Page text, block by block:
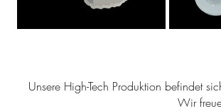
Unsere High-Tech Produktion befindet
Wir